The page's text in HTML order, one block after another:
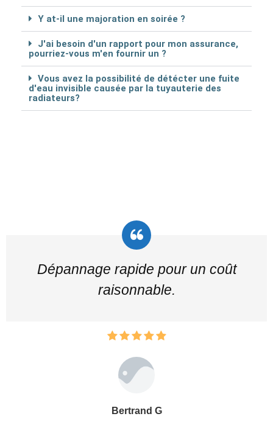
Y at-il une majoration en soirée ?
J'ai besoin d'un rapport pour mon assurance,
pourriez-vous m'en fournir un ?
Vous avez la possibilité de détécter une fuite
d'eau invisible causée par la tuyauterie des
radiateurs?
Dépannage rapide pour un coût
raisonnable.
Bertrand G